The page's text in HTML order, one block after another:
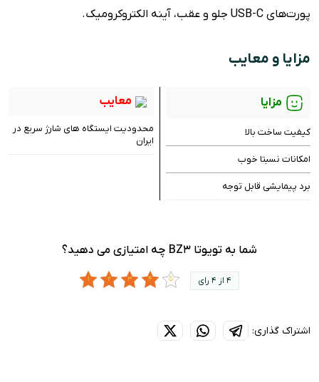
پورت‌های USB-C جلو و عقب، آینه الکتروکرومیک.
مزایا و معایب
مزایا
کیفیت ساخت بالا
امکانات نسبتا خوب
برد پیمایشی قابل توجه
معایب
محدودیت ایستگاه های شارژ سریع در
ایران
شما به تویوتا BZ3 چه امتیازی می دهید؟
4 از 4 رای
اشتراک گذاری: